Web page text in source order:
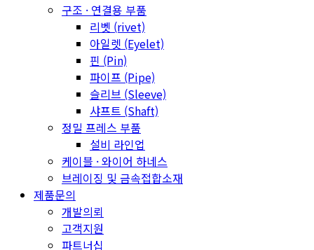
구조 · 연결용 부품
리벳 (rivet)
아일렛 (Eyelet)
핀 (Pin)
파이프 (Pipe)
슬리브 (Sleeve)
샤프트 (Shaft)
정밀 프레스 부품
설비 라인업
케이블 · 와이어 하네스
브레이징 및 금속접합소재
제품문의
개발의뢰
고객지원
파트너십